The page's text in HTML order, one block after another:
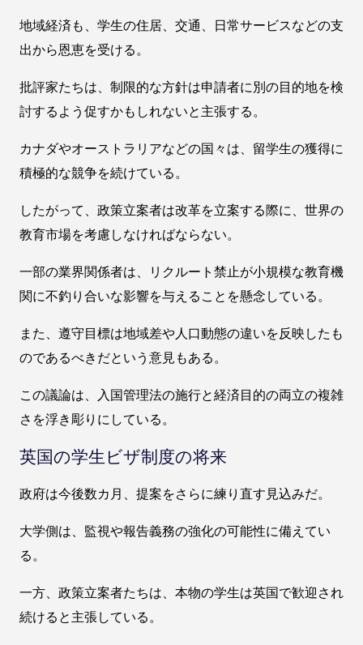
地域経済も、学生の住居、交通、日常サービスなどの支
出から恩恵を受ける。
批評家たちは、制限的な方針は申請者に別の目的地を検
討するよう促すかもしれないと主張する。
カナダやオーストラリアなどの国々は、留学生の獲得に
積極的な競争を続けている。
したがって、政策立案者は改革を立案する際に、世界の
教育市場を考慮しなければならない。
一部の業界関係者は、リクルート禁止が小規模な教育機
関に不釣り合いな影響を与えることを懸念している。
また、遵守目標は地域差や人口動態の違いを反映したも
のであるべきだという意見もある。
この議論は、入国管理法の施行と経済目的の両立の複雑
さを浮き彫りにしている。
英国の学生ビザ制度の将来
政府は今後数カ月、提案をさらに練り直す見込みだ。
大学側は、監視や報告義務の強化の可能性に備えてい
る。
一方、政策立案者たちは、本物の学生は英国で歓迎され
続けると主張している。